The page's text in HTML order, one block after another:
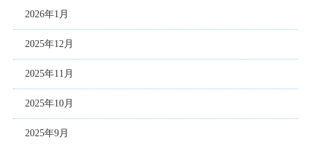
2026年1月
2025年12月
2025年11月
2025年10月
2025年9月